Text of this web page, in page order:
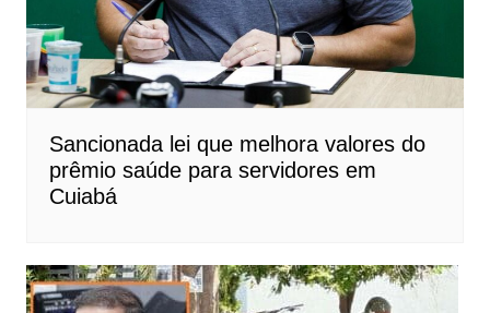
Sancionada lei que melhora valores do
prêmio saúde para servidores em
Cuiabá